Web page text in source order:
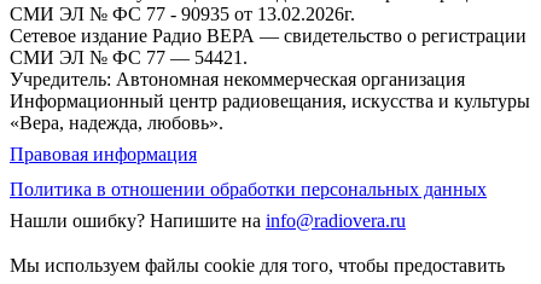
СМИ ЭЛ № ФС 77 - 90935 от 13.02.2026г.
Сетевое издание Радио ВЕРА — свидетельство о регистрации
СМИ ЭЛ № ФС 77 — 54421.
Учредитель: Автономная некоммерческая организация
Информационный центр радиовещания, искусства и культуры
«Вера, надежда, любовь».
Правовая информация
Политика в отношении обработки персональных данных
Нашли ошибку? Напишите на info@radiovera.ru
Мы используем файлы cookie для того, чтобы предоставить